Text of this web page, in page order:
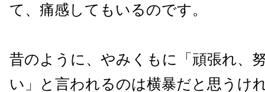
て、痛感してもいるのです。
昔のように、やみくもに「頑張れ、
い」と言われるのは横暴だと思うけ